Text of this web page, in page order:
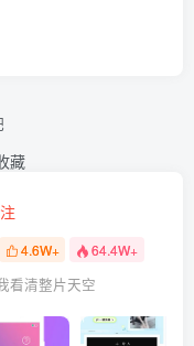
藏
4.6W+ 64.4W+
看清整片天空